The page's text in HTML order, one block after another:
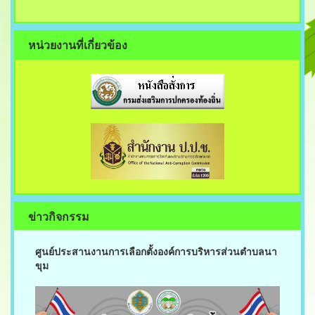
หน่วยงานที่เกี่ยวข้อง
ข่าวกิจกรรม
ศูนย์ประสานงานการเลือกตั้งองค์การบริหารส่วนตำบลนา
ขุม